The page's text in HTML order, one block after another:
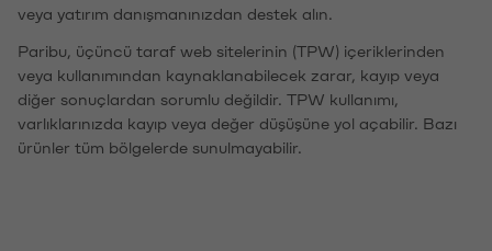
veya yatırım danışmanınızdan destek alın.
Paribu, üçüncü taraf web sitelerinin (TPW) içeriklerinden
veya kullanımından kaynaklanabilecek zarar, kayıp veya
diğer sonuçlardan sorumlu değildir. TPW kullanımı,
varlıklarınızda kayıp veya değer düşüşüne yol açabilir. Bazı
ürünler tüm bölgelerde sunulmayabilir.